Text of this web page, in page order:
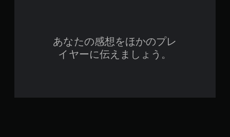
あなたの感想をほかのプレ
イヤーに伝えましょう。